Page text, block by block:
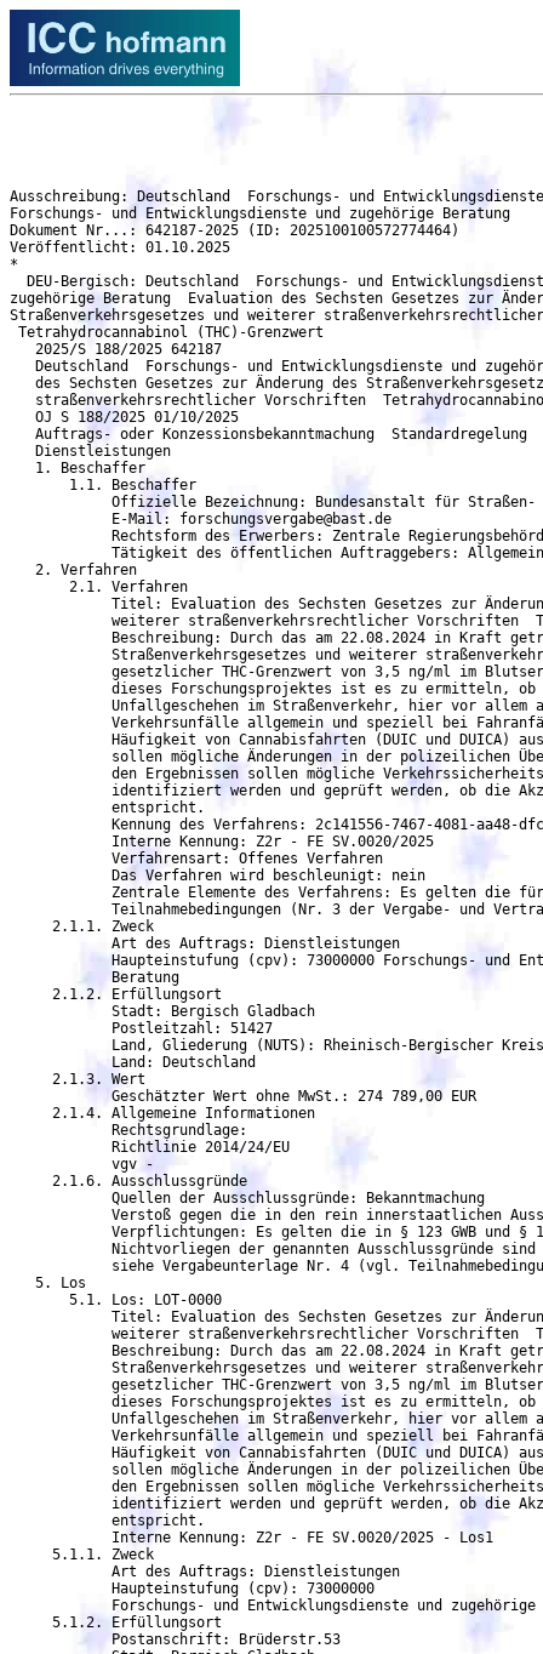
Ausschreibung: Deutschland  Forschungs- und Entwicklungsdienste und zugehörige Beratung  Evaluation des Sechsten Gesetzes zur Änderung des Straßenverkehrsgesetzes und weiterer straßenverkehrsrechtlicher Vorschriften  Tetrahydrocannabinol (THC)-Grenzwert - DEU-Bergisch
Forschungs- und Entwicklungsdienste und zugehörige Beratung
Dokument Nr...: 642187-2025 (ID: 2025100100572774464)
Veröffentlicht: 01.10.2025
*
  DEU-Bergisch: Deutschland  Forschungs- und Entwicklungsdienste und
zugehörige Beratung  Evaluation des Sechsten Gesetzes zur Änderung des
Straßenverkehrsgesetzes und weiterer straßenverkehrsrechtlicher Vorschriften
 Tetrahydrocannabinol (THC)-Grenzwert
   2025/S 188/2025 642187
   Deutschland  Forschungs- und Entwicklungsdienste und zugehörige Beratung  Evaluation
   des Sechsten Gesetzes zur Änderung des Straßenverkehrsgesetzes und weiterer
   straßenverkehrsrechtlicher Vorschriften  Tetrahydrocannabinol (THC)-Grenzwert
   OJ S 188/2025 01/10/2025
   Auftrags- oder Konzessionsbekanntmachung  Standardregelung
   Dienstleistungen
   1. Beschaffer
       1.1. Beschaffer
            Offizielle Bezeichnung: Bundesanstalt für Straßen- und Verkehrswesen
	    E-Mail: forschungsvergabe@bast.de
            Rechtsform des Erwerbers: Zentrale Regierungsbehörde
            Tätigkeit des öffentlichen Auftraggebers: Allgemeine öffentliche Verwaltung
   2. Verfahren
       2.1. Verfahren
            Titel: Evaluation des Sechsten Gesetzes zur Änderung des Straßenverkehrsgesetzes und
            weiterer straßenverkehrsrechtlicher Vorschriften  Tetrahydrocannabinol (THC)-Grenzwert
            Beschreibung: Durch das am 22.08.2024 in Kraft getretene sechste Gesetz zur Änderung des
            Straßenverkehrsgesetzes und weiterer straßenverkehrsrechtlicher Vorschriften wurde ein
            gesetzlicher THC-Grenzwert von 3,5 ng/ml im Blutserum im Straßenverkehr eingeführt. Ziel
            dieses Forschungsprojektes ist es zu ermitteln, ob und wie sich die Gesetzesänderung auf das
            Unfallgeschehen im Straßenverkehr, hier vor allem auf die Cannabis-bedingten
            Verkehrsunfälle allgemein und speziell bei Fahranfängern und jungen Fahrern und auf die
            Häufigkeit von